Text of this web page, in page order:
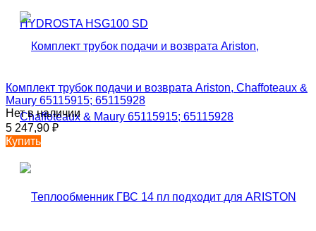
Комплект трубок подачи и возврата Ariston, Chaffoteaux &
Maury 65115915; 65115928
Нет в наличии
5 247,90 ₽
Купить